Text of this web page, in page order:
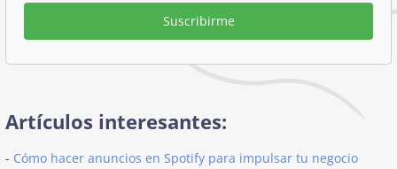
Suscribirme
Artículos interesantes:
- Cómo hacer anuncios en Spotify para impulsar tu negocio